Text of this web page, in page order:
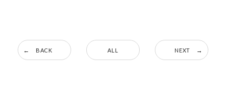
BACK ALL NEXT